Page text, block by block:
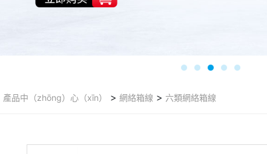
產品中（zhōng）心（xīn） > 網絡箱線 > 六類網絡箱線